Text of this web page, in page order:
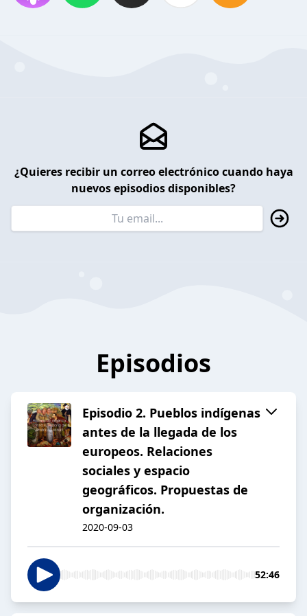
¿Quieres recibir un correo electrónico cuando haya
nuevos episodios disponibles?
Episodios
Episodio 2. Pueblos indígenas
antes de la llegada de los
europeos. Relaciones
sociales y espacio
geográficos. Propuestas de
organización.
2020-09-03
52:46